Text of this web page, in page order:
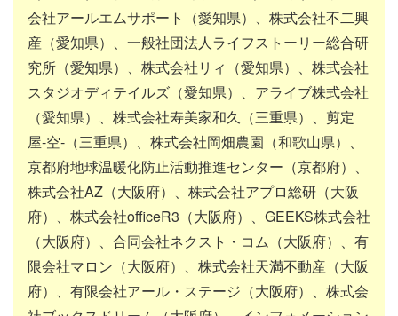
会社アールエムサポート（愛知県）、株式会社不二興
産（愛知県）、一般社団法人ライフストーリー総合研
究所（愛知県）、株式会社リィ（愛知県）、株式会社
スタジオディテイルズ（愛知県）、アライブ株式会社
（愛知県）、株式会社寿美家和久（三重県）、剪定
屋-空-（三重県）、株式会社岡畑農園（和歌山県）、
京都府地球温暖化防止活動推進センター（京都府）、
株式会社AZ（大阪府）、株式会社アプロ総研（大阪
府）、株式会社officeR3（大阪府）、GEEKS株式会社
（大阪府）、合同会社ネクスト・コム（大阪府）、有
限会社マロン（大阪府）、株式会社天満不動産（大阪
府）、有限会社アール・ステージ（大阪府）、株式会